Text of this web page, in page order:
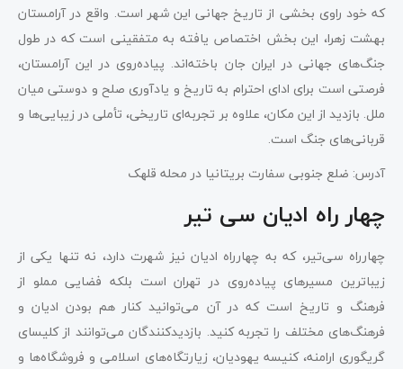
که خود راوی بخشی از تاریخ جهانی این شهر است. واقع در آرامستان
بهشت زهرا، این بخش اختصاص یافته به متفقینی است که در طول
جنگ‌های جهانی در ایران جان باخته‌اند. پیاده‌روی در این آرامستان،
فرصتی است برای ادای احترام به تاریخ و یادآوری صلح و دوستی میان
ملل. بازدید از این مکان، علاوه بر تجربه‌ای تاریخی، تأملی در زیبایی‌ها و
قربانی‌های جنگ است.
آدرس: ضلع جنوبی سفارت بریتانیا در محله قلهک
چهار راه ادیان سی تیر
چهارراه سی‌تیر، که به چهارراه ادیان نیز شهرت دارد، نه تنها یکی از
زیباترین مسیرهای پیاده‌روی در تهران است بلکه فضایی مملو از
فرهنگ و تاریخ است که در آن می‌توانید کنار هم بودن ادیان و
فرهنگ‌های مختلف را تجربه کنید. بازدیدکنندگان می‌توانند از کلیسای
گریگوری ارامنه، کنیسه یهودیان، زیارتگاه‌های اسلامی و فروشگاه‌ها و